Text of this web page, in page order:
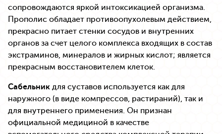
сопровождаются яркой интоксикацией организма.
Прополис обладает противоопухолевым действием,
прекрасно питает стенки сосудов и внутренних
органов за счет целого комплекса входящих в состав
экстраминов, минералов и жирных кислот; является
прекрасным восстановителем клеток.
Сабельник для суставов используется как для
наружного (в виде компрессов, растираний), так и
для внутреннего применения. Он признан
официальной медициной в качестве